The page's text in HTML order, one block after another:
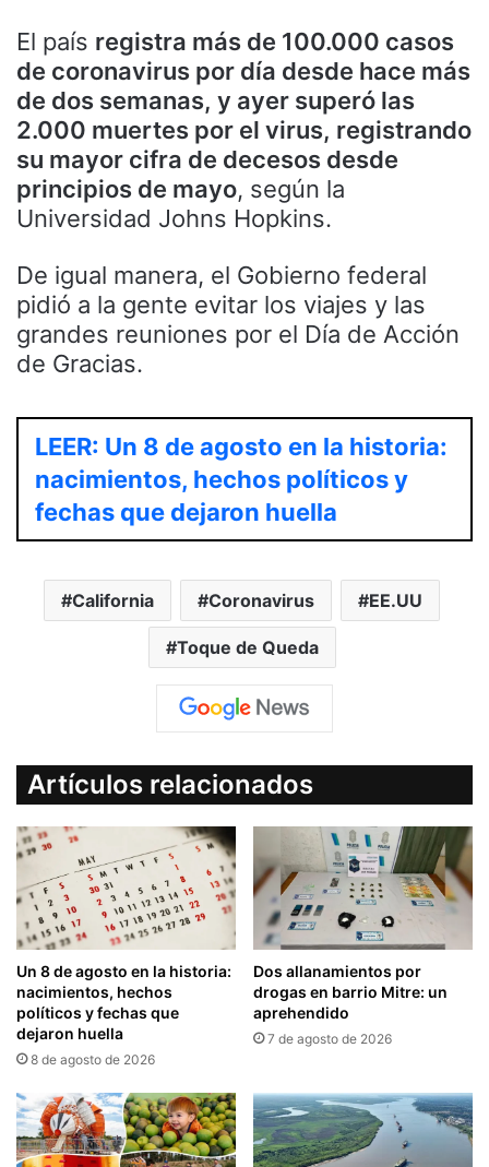
El país registra más de 100.000 casos
de coronavirus por día desde hace más
de dos semanas, y ayer superó las
2.000 muertes por el virus, registrando
su mayor cifra de decesos desde
principios de mayo, según la
Universidad Johns Hopkins.
De igual manera, el Gobierno federal
pidió a la gente evitar los viajes y las
grandes reuniones por el Día de Acción
de Gracias.
LEER: Un 8 de agosto en la historia:
nacimientos, hechos políticos y
fechas que dejaron huella
California Coronavirus EE.UU
Toque de Queda
Artículos relacionados
Un 8 de agosto en la historia:
nacimientos, hechos
políticos y fechas que
dejaron huella
8 de agosto de 2026
Dos allanamientos por
drogas en barrio Mitre: un
aprehendido
7 de agosto de 2026